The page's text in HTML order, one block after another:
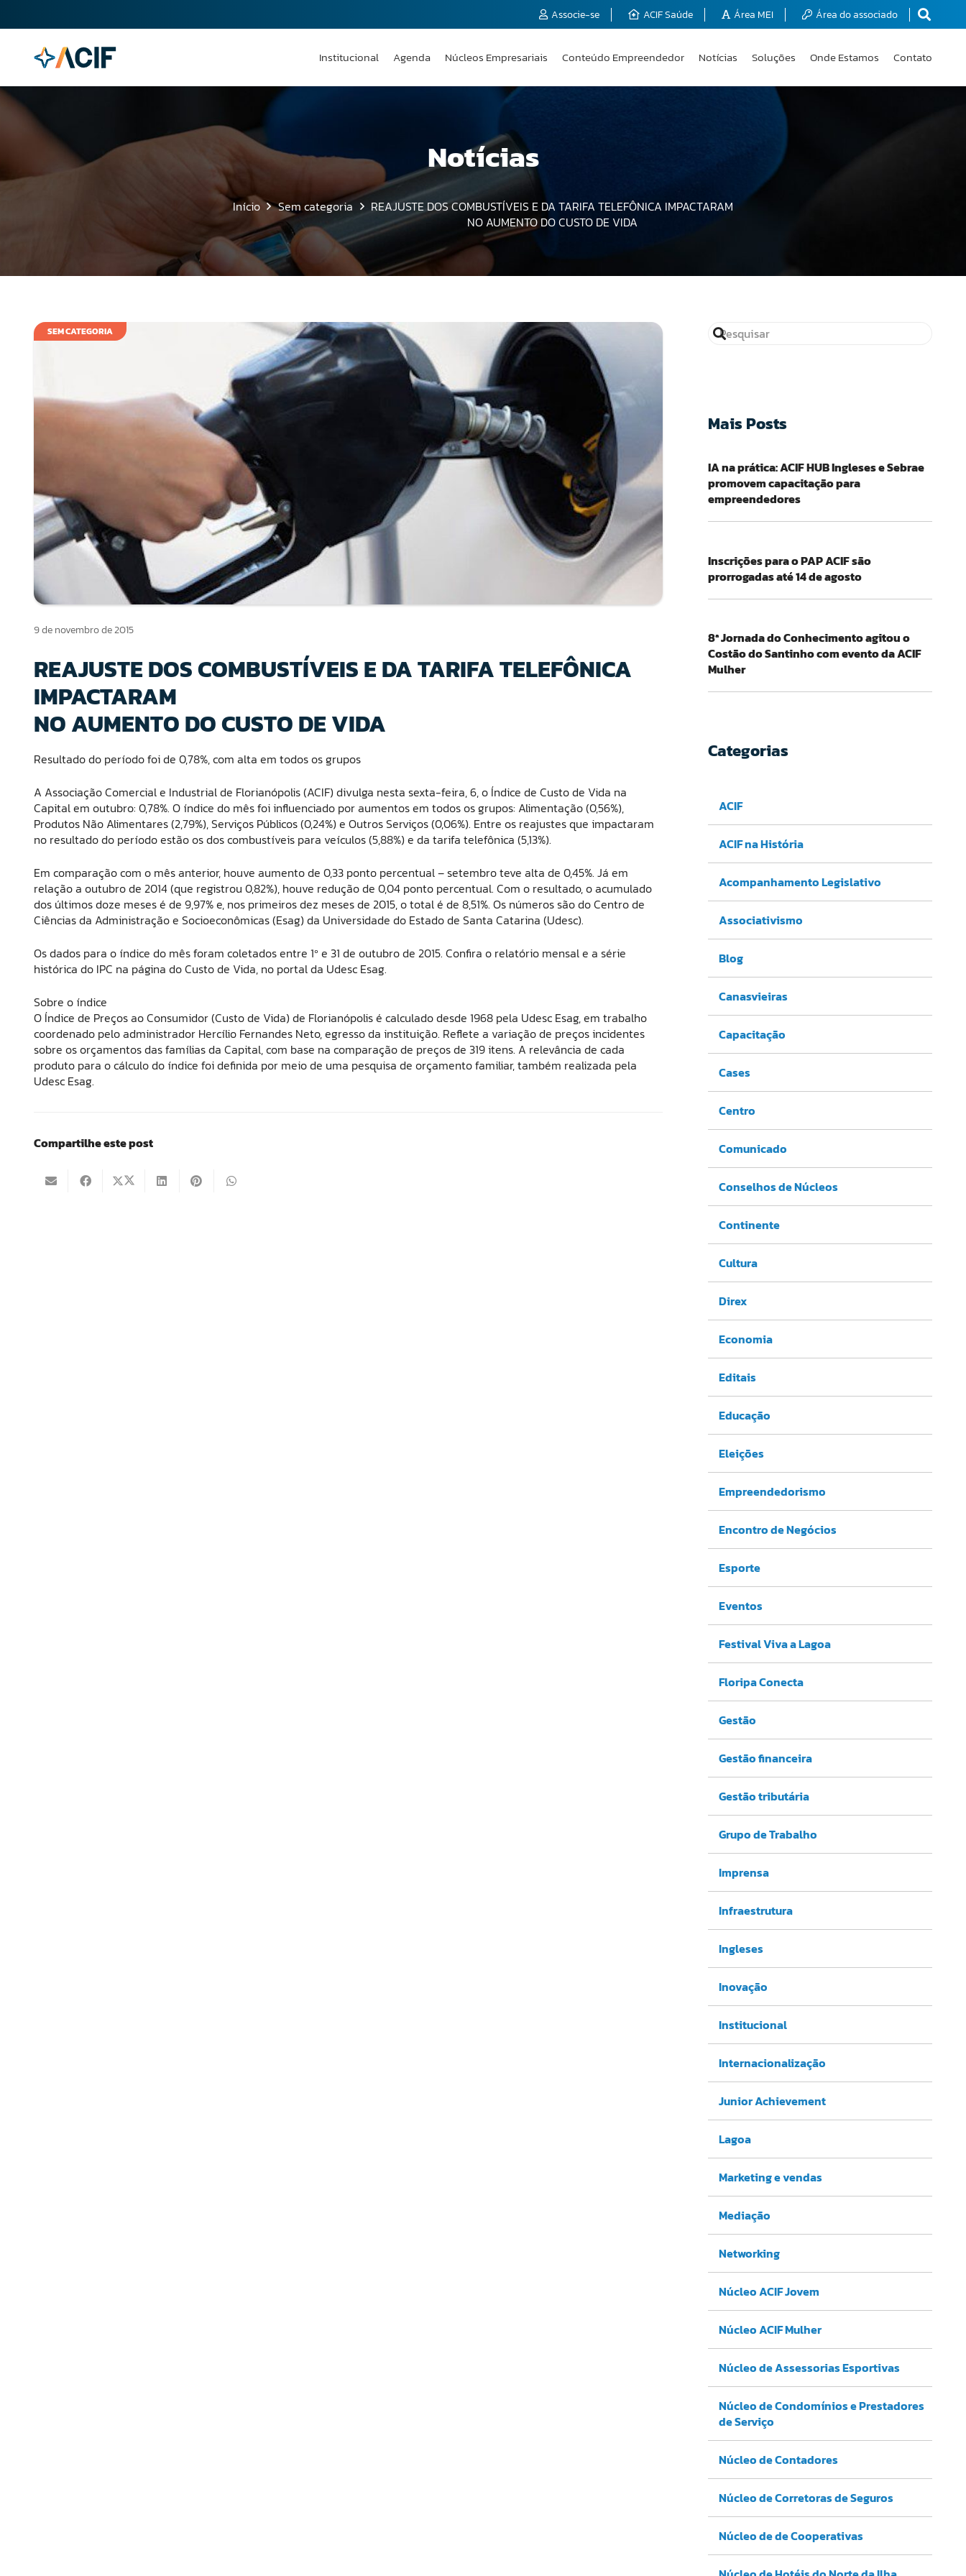
Associe-se ACIF Saúde Área MEI Área do associado
Institucional Agenda Núcleos Empresariais Conteúdo Empreendedor Notícias Soluções Onde Estamos Contato
Notícias
Início Sem categoria
REAJUSTE DOS COMBUSTÍVEIS E DA TARIFA TELEFÔNICA IMPACTARAM
NO AUMENTO DO CUSTO DE VIDA
SEM CATEGORIA
9 de novembro de 2015
REAJUSTE DOS COMBUSTÍVEIS E DA TARIFA TELEFÔNICA
IMPACTARAM
NO AUMENTO DO CUSTO DE VIDA
Resultado do período foi de 0,78%, com alta em todos os grupos
A Associação Comercial e Industrial de Florianópolis (ACIF) divulga nesta sexta-feira, 6, o Índice de Custo de Vida na
Capital em outubro: 0,78%. O índice do mês foi influenciado por aumentos em todos os grupos: Alimentação (0,56%),
Produtos Não Alimentares (2,79%), Serviços Públicos (0,24%) e Outros Serviços (0,06%). Entre os reajustes que impactaram
no resultado do período estão os dos combustíveis para veículos (5,88%) e da tarifa telefônica (5,13%).
Em comparação com o mês anterior, houve aumento de 0,33 ponto percentual – setembro teve alta de 0,45%. Já em
relação a outubro de 2014 (que registrou 0,82%), houve redução de 0,04 ponto percentual. Com o resultado, o acumulado
dos últimos doze meses é de 9,97% e, nos primeiros dez meses de 2015, o total é de 8,51%. Os números são do Centro de
Ciências da Administração e Socioeconômicas (Esag) da Universidade do Estado de Santa Catarina (Udesc).
Os dados para o índice do mês foram coletados entre 1º e 31 de outubro de 2015. Confira o relatório mensal e a série
histórica do IPC na página do Custo de Vida, no portal da Udesc Esag.
Sobre o índice
O Índice de Preços ao Consumidor (Custo de Vida) de Florianópolis é calculado desde 1968 pela Udesc Esag, em trabalho
coordenado pelo administrador Hercílio Fernandes Neto, egresso da instituição. Reflete a variação de preços incidentes
sobre os orçamentos das famílias da Capital, com base na comparação de preços de 319 itens. A relevância de cada
produto para o cálculo do índice foi definida por meio de uma pesquisa de orçamento familiar, também realizada pela
Udesc Esag.
Compartilhe este post
Mais Posts
IA na prática: ACIF HUB Ingleses e Sebrae
promovem capacitação para
empreendedores
Inscrições para o PAP ACIF são
prorrogadas até 14 de agosto
8ª Jornada do Conhecimento agitou o
Costão do Santinho com evento da ACIF
Mulher
Categorias
ACIF
ACIF na História
Acompanhamento Legislativo
Associativismo
Blog
Canasvieiras
Capacitação
Cases
Centro
Comunicado
Conselhos de Núcleos
Continente
Cultura
Direx
Economia
Editais
Educação
Eleições
Empreendedorismo
Encontro de Negócios
Esporte
Eventos
Festival Viva a Lagoa
Floripa Conecta
Gestão
Gestão financeira
Gestão tributária
Grupo de Trabalho
Imprensa
Infraestrutura
Ingleses
Inovação
Institucional
Internacionalização
Junior Achievement
Lagoa
Marketing e vendas
Mediação
Networking
Núcleo ACIF Jovem
Núcleo ACIF Mulher
Núcleo de Assessorias Esportivas
Núcleo de Condomínios e Prestadores
de Serviço
Núcleo de Contadores
Núcleo de Corretoras de Seguros
Núcleo de de Cooperativas